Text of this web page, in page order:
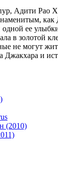
Адити Рао
одной ее
в золотой
не могут
Джакхара и
(2010)